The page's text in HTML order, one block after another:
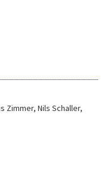
Zimmer, Nils Schaller,